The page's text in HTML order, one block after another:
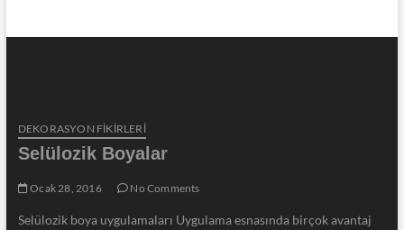
DEKORASYON FİKİRLERİ
Selülozik Boyalar
Ocak 28, 2016 No Comments
Selülozik boya uygulamaları Uygulama esnasında birçok avantaj